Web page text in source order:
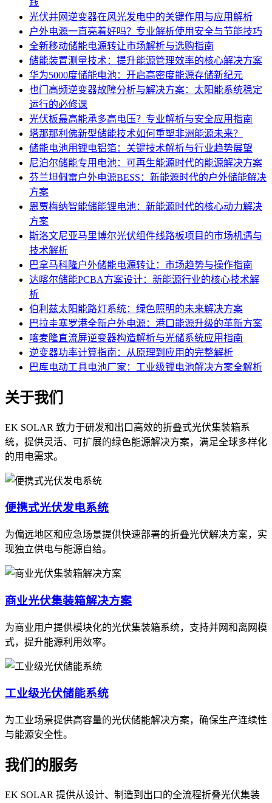
光伏并网逆变器在风光发电中的关键作用与应用解析
户外电源一直亮着好吗？专业解析使用安全与节能技巧
全新移动储能电源转让市场解析与选购指南
储能装置测量技术：提升能源管理效率的核心解决方案
华为5000度储能电池：开启高密度能源存储新纪元
也门高频逆变器故障分析与解决方案：太阳能系统稳定
运行的必修课
光伏板最高能承多高电压？专业解析与安全应用指南
塔那那利佛新型储能技术如何重塑非洲能源未来？
储能电池用锂电铝箔：关键技术解析与行业趋势展望
尼泊尔储能专用电池：可再生能源时代的能源解决方案
芬兰坦佩雷户外电源BESS：新能源时代的户外储能解决
方案
恩贾梅纳智能储能锂电池：新能源时代的核心动力解决
方案
斯洛文尼亚马里博尔光伏组件线路板项目的市场机遇与
技术解析
巴拿马科隆户外储能电源转让：市场趋势与操作指南
达喀尔储能PCBA方案设计：新能源行业的核心技术解
析
伯利兹太阳能路灯系统：绿色照明的未来解决方案
巴拉圭塞罗港全新户外电源：港口能源升级的革新方案
喀麦隆直流屏逆变器构造解析与光储系统应用指南
逆变器功率计算指南：从原理到应用的完整解析
巴库电动工具电池厂家：工业级锂电池解决方案全解析
关于我们
EK SOLAR 致力于研发和出口高效的折叠式光伏集装箱系
统，提供灵活、可扩展的绿色能源解决方案，满足全球多样化
的用电需求。
便携式光伏发电系统
为偏远地区和应急场景提供快速部署的折叠光伏解决方案，实
现独立供电与能源自给。
商业光伏集装箱解决方案
为商业用户提供模块化的光伏集装箱系统，支持并网和离网模
式，提升能源利用效率。
工业级光伏储能系统
为工业场景提供高容量的光伏储能解决方案，确保生产连续性
与能源安全性。
我们的服务
EK SOLAR 提供从设计、制造到出口的全流程折叠光伏集装